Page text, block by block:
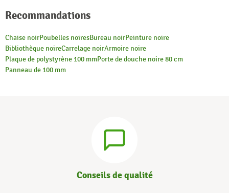
Recommandations
Chaise noirPoubelles noiresBureau noirPeinture noire
Bibliothèque noireCarrelage noirArmoire noire
Plaque de polystyrène 100 mmPorte de douche noire 80 cm
Panneau de 100 mm
Conseils de qualité